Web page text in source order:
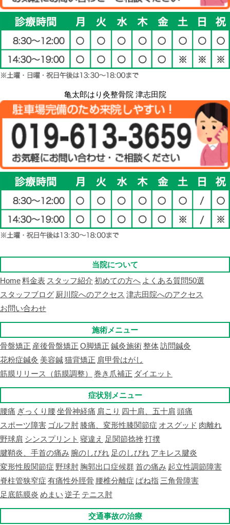
亀太郎はり灸整骨院 津志田院
当院について
Home料金表 スタッフ紹介 初めての方へ よくある質問50選
スタッフブログ 厨川院へのアクセス 津志田院へのアクセス
お問い合わせ
施術メニュー
骨盤矯正 産後骨盤矯正 O脚矯正 鍼灸施術整体訪問鍼灸
花粉症鍼灸 美容鍼猫背矯正 肩甲骨はがし
筋膜リリース（筋膜調整）
巻き爪補正 ダイエット
症状別メニュー
腰痛 ぎっくり腰坐骨神経痛 肩こり 四十肩、五十肩 頭痛
スポーツ障害 ゴルフ肘 膝痛、変形性膝関節症 オスグッド 肉離れ
野球肩 シンスプリント 寝違え 足関節捻挫打撲
腱鞘炎、手首の痛み 腕のしびれ 足のしびれ アキレス腱炎
変形性股関節症 野球肘 胸郭出口症候群首の痛み 起立性調節障害
脊柱管狭窄症 有痛性外脛骨 腰椎分離症 ばね指 三角骨障害
足底筋膜炎 めまい 逆子 テニス肘
交通事故の治療